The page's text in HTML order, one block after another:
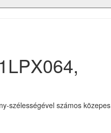
szélességével számos közepes